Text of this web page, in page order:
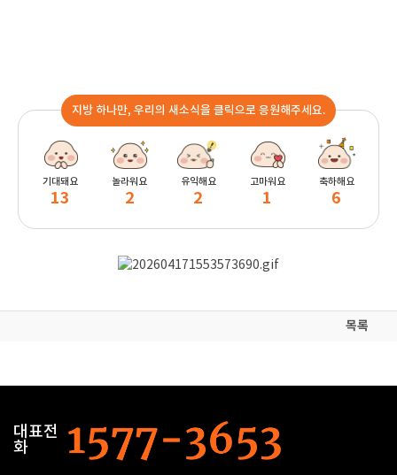
지방 하나만, 우리의 새소식을 클릭으로 응원해주세요.
기대돼요
13
놀라워요
2
유익해요
2
고마워요
1
축하해요
6
목록
대표전
화